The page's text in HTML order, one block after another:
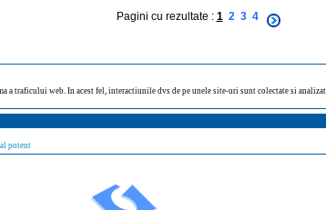
Pagini cu rezultate : 1 2 3 4
traficului web. In acest fel, interactiunile dvs de pe unele site-uri sunt colectate si
potent